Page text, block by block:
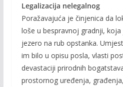
Legalizacija nelegalnog
Poražavajuća je činjenica da
loše u bespravnoj gradnji,
jezero na rub opstanka.
im bilo u opisu posla, vlasti
devastaciji prirodnih
prostornog uređenja,